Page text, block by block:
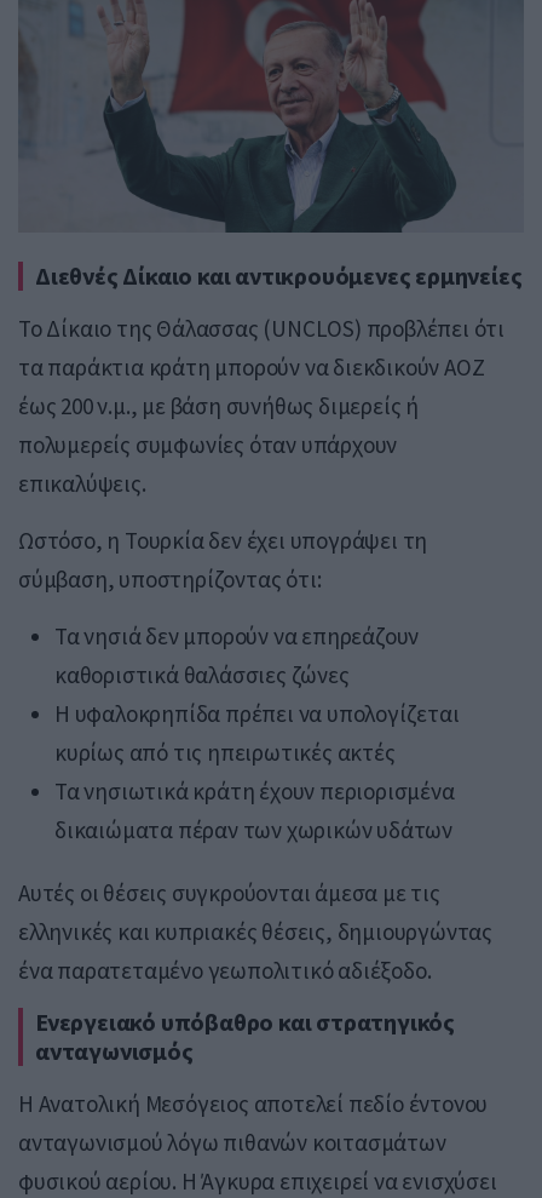
Διεθνές Δίκαιο και αντικρουόμενες ερμηνείες
Το Δίκαιο της Θάλασσας (UNCLOS) προβλέπει ότι
τα παράκτια κράτη μπορούν να διεκδικούν ΑΟΖ
έως 200 ν.μ., με βάση συνήθως διμερείς ή
πολυμερείς συμφωνίες όταν υπάρχουν
επικαλύψεις.
Ωστόσο, η Τουρκία δεν έχει υπογράψει τη
σύμβαση, υποστηρίζοντας ότι:
Τα νησιά δεν μπορούν να επηρεάζουν
καθοριστικά θαλάσσιες ζώνες
Η υφαλοκρηπίδα πρέπει να υπολογίζεται
κυρίως από τις ηπειρωτικές ακτές
Τα νησιωτικά κράτη έχουν περιορισμένα
δικαιώματα πέραν των χωρικών υδάτων
Αυτές οι θέσεις συγκρούονται άμεσα με τις
ελληνικές και κυπριακές θέσεις, δημιουργώντας
ένα παρατεταμένο γεωπολιτικό αδιέξοδο.
Ενεργειακό υπόβαθρο και στρατηγικός
ανταγωνισμός
Η Ανατολική Μεσόγειος αποτελεί πεδίο έντονου
ανταγωνισμού λόγω πιθανών κοιτασμάτων
φυσικού αερίου. Η Άγκυρα επιχειρεί να ενισχύσει